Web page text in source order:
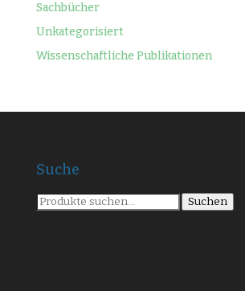
Sachbücher
Unkategorisiert
Wissenschaftliche Publikationen
Suche
Suche
nach:
Suchen